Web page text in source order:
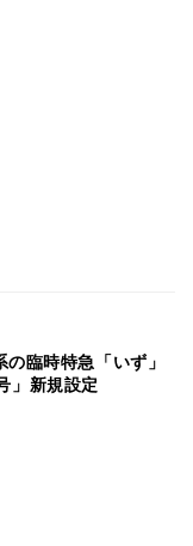
臨時特急「いず」
」新規設定